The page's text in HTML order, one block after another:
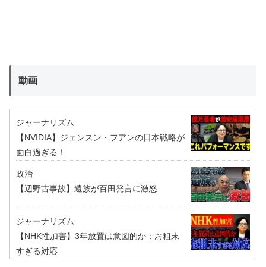
動画
ジャーナリズム
【NVIDIA】ジェンスン・フアンの日本戦略が
面白過ぎる！
政治
【辺野古事故】遺族が百田発言に激怒
ジャーナリズム
【NHK性加害】3年放置は意図的か：お粗末
すぎる対応